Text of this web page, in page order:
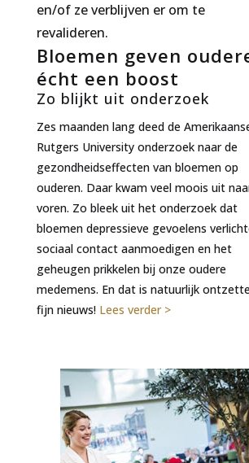
en/of ze verblijven er om te
revalideren.
Bloemen geven
écht een boost
Zo blijkt uit onderzoek
Zes maanden lang deed de
Rutgers University onderzoek naar de
gezondheidseffecten van bloemen op
ouderen. Daar kwam veel moois uit
voren. Zo bleek uit het onderzoek dat
bloemen depressieve gevoelens
sociaal contact aanmoedigen en het
geheugen prikkelen bij onze oudere
medemens. En dat is natuurlijk
fijn nieuws! Lees verder >